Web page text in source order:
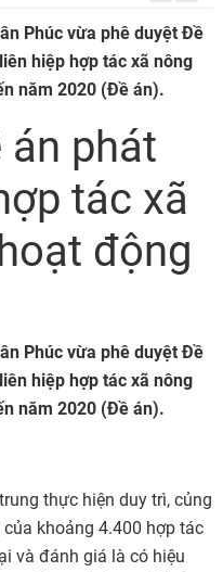
Phúc vừa phê duyệt Đề
hiệp hợp tác xã nông
năm 2020 (Đề án).
án phát
tác xã
động
Phúc vừa phê duyệt Đề
hiệp hợp tác xã nông
năm 2020 (Đề án).
thực hiện duy trì, củng
khoảng 4.400 hợp tác
và đánh giá là có hiệu